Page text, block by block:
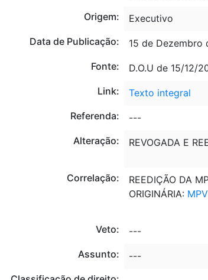
Origem:
Executivo
Data de Publicação:
15 de Dezembro
Fonte:
D.O.U de 15/12/
Link:
Texto integral
Referenda:
---
Alteração:
REVOGADA E
Correlação:
REEDIÇÃO DA
ORIGINÁRIA:
Veto:
---
Assunto:
---